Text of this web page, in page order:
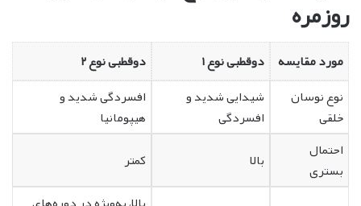
روزمره
مورد مقایسه دوقطبی نوع ۱
دوقطبی نوع ۲
نوع نوسان
خلقی
شیدایی شدید و
افسردگی
افسردگی شدید و
هیپومانیا
احتمال
بستری
بالا کمتر